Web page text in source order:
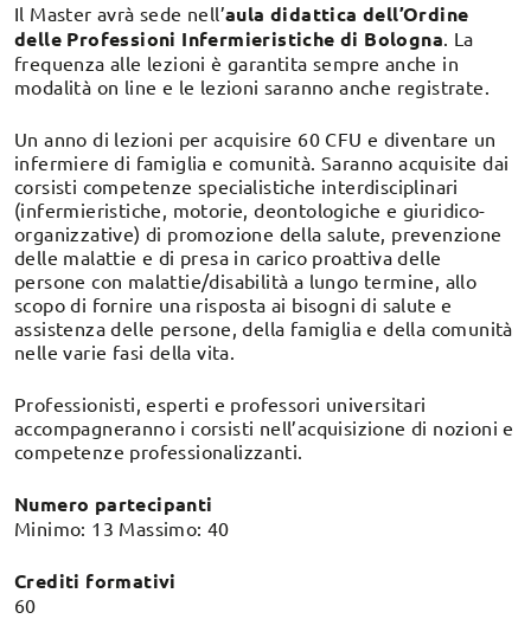
Il Master avrà sede nell’aula didattica dell’Ordine
delle Professioni Infermieristiche di Bologna. La
frequenza alle lezioni è garantita sempre anche in
modalità on line e le lezioni saranno anche registrate.
Un anno di lezioni per acquisire 60 CFU e diventare un
infermiere di famiglia e comunità. Saranno acquisite dai
corsisti competenze specialistiche interdisciplinari
(infermieristiche, motorie, deontologiche e giuridico-
organizzative) di promozione della salute, prevenzione
delle malattie e di presa in carico proattiva delle
persone con malattie/disabilità a lungo termine, allo
scopo di fornire una risposta ai bisogni di salute e
assistenza delle persone, della famiglia e della comunità
nelle varie fasi della vita.
Professionisti, esperti e professori universitari
accompagneranno i corsisti nell’acquisizione di nozioni e
competenze professionalizzanti.
Numero partecipanti
Minimo: 13 Massimo: 40
Crediti formativi
60